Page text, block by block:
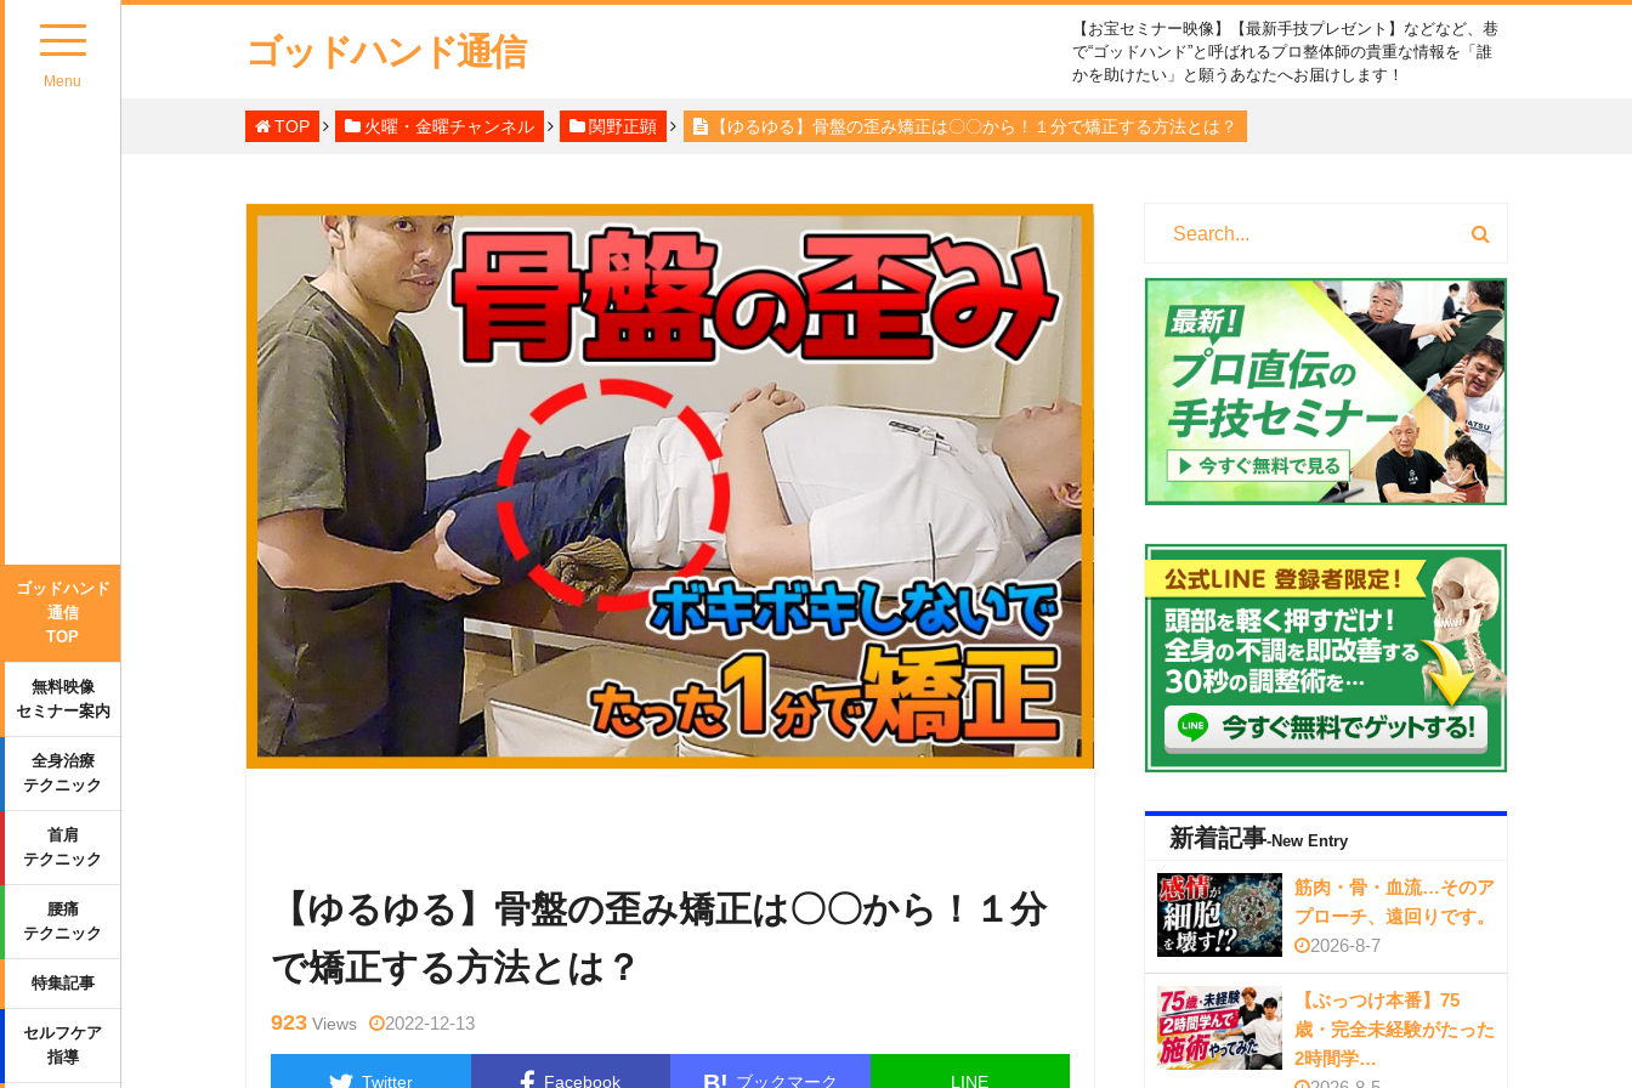
Menu
ゴッドハンド
通信
TOP
無料映像
セミナー案内
全身治療
テクニック
首肩
テクニック
腰痛
テクニック
特集記事
セルフケア
指導
ゴッドハンド通信
【お宝セミナー映像】【最新手技プレゼント】などなど、巷
で“ゴッドハンド”と呼ばれるプロ整体師の貴重な情報を「誰
かを助けたい」と願うあなたへお届けします！
TOP 火曜・金曜チャンネル 関野正顕 【ゆるゆる】骨盤の歪み矯正は〇〇から！１分で矯正する方法とは？
【ゆるゆる】骨盤の歪み矯正は〇〇から！１分
で矯正する方法とは？
923 Views 2022-12-13
Twitter Facebook ブックマーク LINE
新着記事-New Entry
筋肉・骨・血流…そのア
プローチ、遠回りです。
2026-8-7
【ぶっつけ本番】75
歳・完全未経験がたった
2時間学…